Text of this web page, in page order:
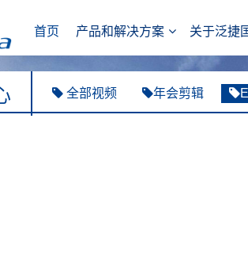
首页 产品和解决方案 关于泛捷
全部视频 年会剪辑